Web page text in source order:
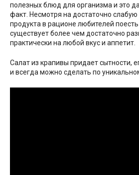
полезных блюд для организма и это
факт. Несмотря на достаточно слабую
продукта в рационе любителей
существует более чем достаточно
практически на любой вкус и аппетит.
Салат из крапивы придает сытности,
и всегда можно сделать по